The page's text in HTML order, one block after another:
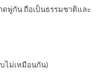
ดพู่กัน ถือเป็นธรรมชาติและ
ไม่เหมือนกัน)